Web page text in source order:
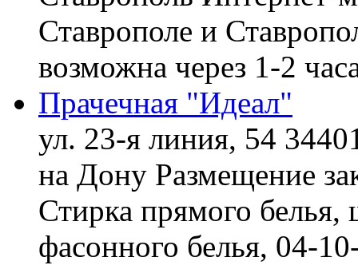
Ставрополе и
возможна через 1-2
Прачечная "Идеал"
ул. 23-я линия, 54
на Дону Размещение
Стирка прямого
фасонного белья, 04-